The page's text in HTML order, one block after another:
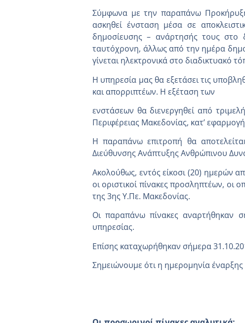
Σύμφωνα με την παραπάνω
ασκηθεί ένσταση μέσα σε
δημοσίευσης – ανάρτησής τους στο
ταυτόχρονη, άλλως από την ημέρα
γίνεται ηλεκτρονικά στο διαδικτυακό
Η υπηρεσία μας θα εξετάσει τις
και απορριπτέων. Η εξέταση των
ενστάσεων θα διενεργηθεί από
Περιφέρειας Μακεδονίας, κατ’
Η παραπάνω επιτροπή θα
Διεύθυνσης Ανάπτυξης Ανθρώπινου
Ακολούθως, εντός είκοσι (20) ημερών
οι οριστικοί πίνακες προσληπτέων, οι
της 3ης Υ.Πε. Μακεδονίας.
Οι παραπάνω πίνακες αναρτήθηκαν
υπηρεσίας.
Επίσης καταχωρήθηκαν σήμερα
Σημειώνουμε ότι η ημερομηνία
Ο
ΓΙΩΡΓΟΣ